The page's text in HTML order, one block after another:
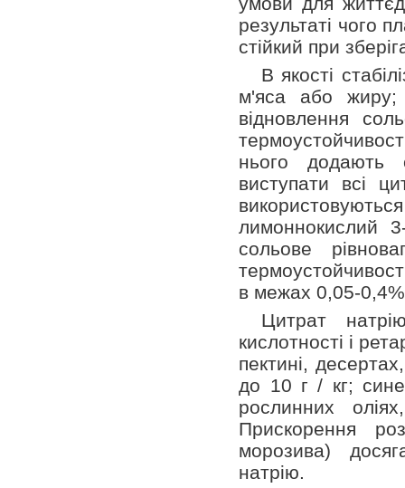
результаті чого
стійкий при
В якості
м'яса або
відновлення
нього додають
виступати всі
лимоннокислий
сольове
в межах 0,05-0,4%
Цитрат
кислотності і
пектині,
до 10 г / кг;
рослинних
Прискорення
морозива)
натрію.